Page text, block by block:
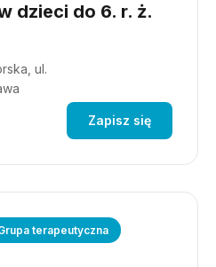
dzieci do 6. r. ż.
ul.
Zapisz się
terapeutyczna